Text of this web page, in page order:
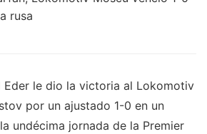
Eder le dio la victoria al Lokomotiv
por un ajustado 1-0 en un
undécima jornada de la Premier